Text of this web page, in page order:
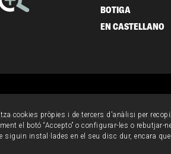
BOTIGA
EN CASTELLANO
privacitat Política de cookies Condicions
cookies pròpies i de tercers d'anàlisi per
el botó “Accepto” o configurar-les o
siguin instal·lades en el seu disc dur, encara